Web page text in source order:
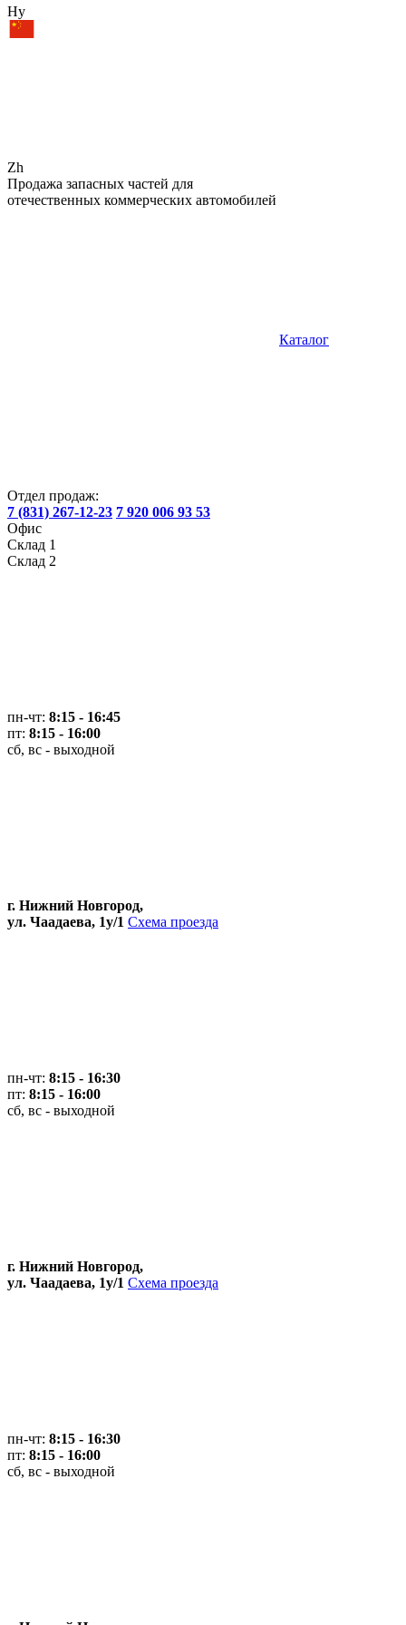
Hy
Zh
Продажа запасных частей для
отечественных коммерческих автомобилей
Каталог
Отдел продаж:
7 (831) 267-12-23 7 920 006 93 53
Офис
Склад 1
Склад 2
пн-чт: 8:15 - 16:45
пт: 8:15 - 16:00
сб, вс - выходной
г. Нижний Новгород,
ул. Чаадаева, 1у/1 Схема проезда
пн-чт: 8:15 - 16:30
пт: 8:15 - 16:00
сб, вс - выходной
г. Нижний Новгород,
ул. Чаадаева, 1у/1 Схема проезда
пн-чт: 8:15 - 16:30
пт: 8:15 - 16:00
сб, вс - выходной